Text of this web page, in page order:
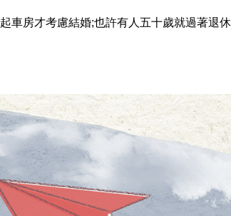
車房才考慮結婚;也許有人五十歲就過著退